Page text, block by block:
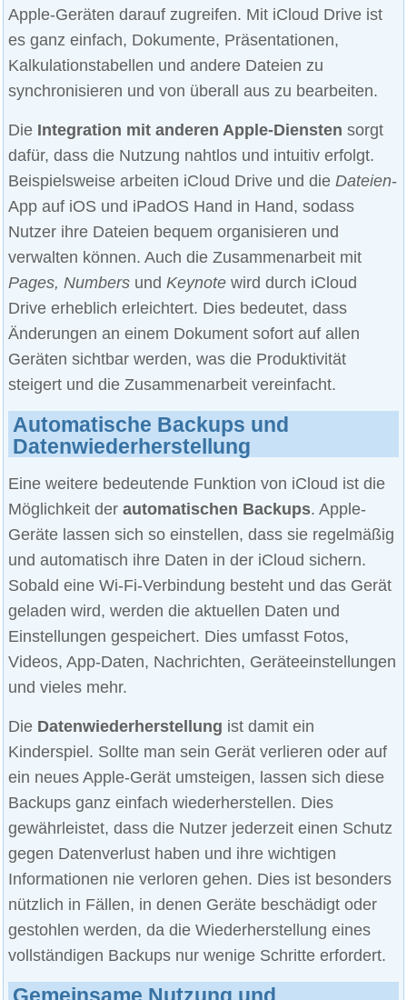
Apple-Geräten darauf zugreifen. Mit iCloud Drive ist
es ganz einfach, Dokumente, Präsentationen,
Kalkulationstabellen und andere Dateien zu
synchronisieren und von überall aus zu bearbeiten.
Die Integration mit anderen Apple-Diensten sorgt
dafür, dass die Nutzung nahtlos und intuitiv erfolgt.
Beispielsweise arbeiten iCloud Drive und die Dateien-
App auf iOS und iPadOS Hand in Hand, sodass
Nutzer ihre Dateien bequem organisieren und
verwalten können. Auch die Zusammenarbeit mit
Pages, Numbersund Keynotewird durch iCloud
Drive erheblich erleichtert. Dies bedeutet, dass
Änderungen an einem Dokument sofort auf allen
Geräten sichtbar werden, was die Produktivität
steigert und die Zusammenarbeit vereinfacht.
Automatische Backups und
Datenwiederherstellung
Eine weitere bedeutende Funktion von iCloud ist die
Möglichkeit der automatischen Backups. Apple-
Geräte lassen sich so einstellen, dass sie regelmäßig
und automatisch ihre Daten in der iCloud sichern.
Sobald eine Wi-Fi-Verbindung besteht und das Gerät
geladen wird, werden die aktuellen Daten und
Einstellungen gespeichert. Dies umfasst Fotos,
Videos, App-Daten, Nachrichten, Geräteeinstellungen
und vieles mehr.
Die Datenwiederherstellung ist damit ein
Kinderspiel. Sollte man sein Gerät verlieren oder auf
ein neues Apple-Gerät umsteigen, lassen sich diese
Backups ganz einfach wiederherstellen. Dies
gewährleistet, dass die Nutzer jederzeit einen Schutz
gegen Datenverlust haben und ihre wichtigen
Informationen nie verloren gehen. Dies ist besonders
nützlich in Fällen, in denen Geräte beschädigt oder
gestohlen werden, da die Wiederherstellung eines
vollständigen Backups nur wenige Schritte erfordert.